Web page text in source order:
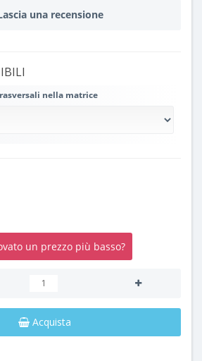
una recensione
nella matrice
un prezzo più basso?
Acquista